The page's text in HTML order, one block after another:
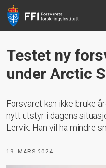
Hopp til hovedinnhold
Testet ny
under Arctic
Forsvaret kan ikke bruke
nytt utstyr i dagens
Lervik. Han vil ha mindre
19. MARS 2024